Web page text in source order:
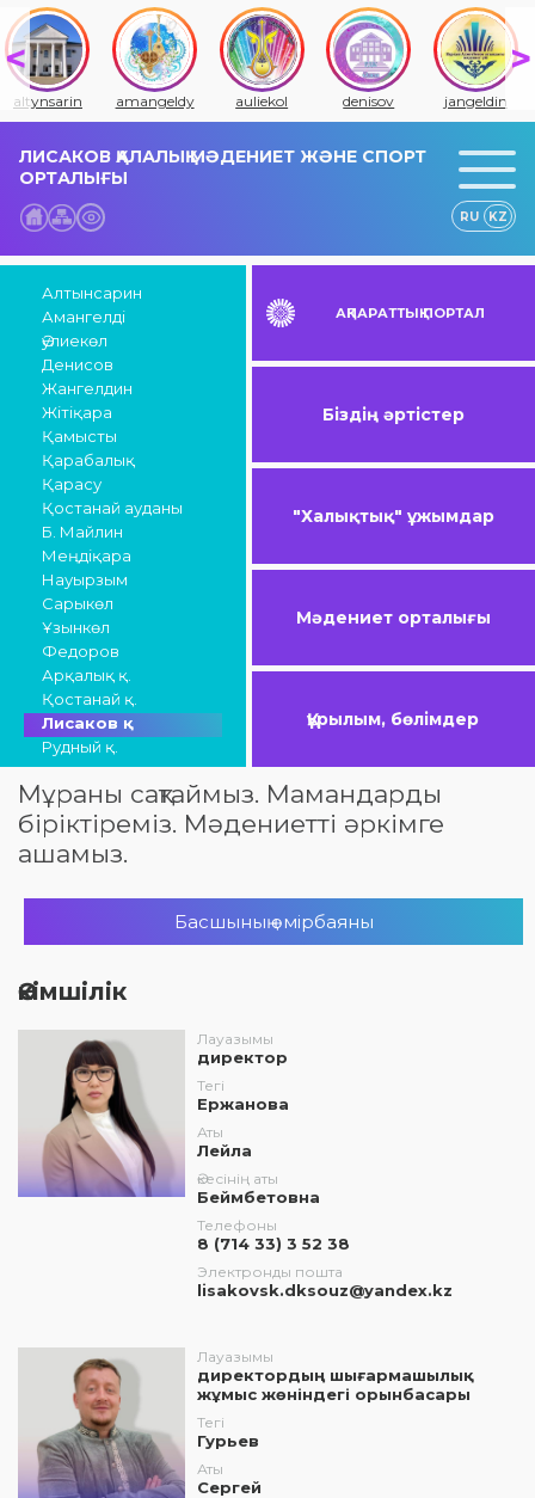
altynsarin amangeldy auliekol denisov jangeldin
ЛИСАКОВ ҚАЛАЛЫҚ МӘДЕНИЕТ ЖӘНЕ СПОРТ
ОРТАЛЫҒЫ
RU KZ
Алтынсарин
Амангелді
Әулиекөл
Денисов
Жангелдин
Жітіқара
Қамысты
Қарабалық
Қарасу
Қостанай ауданы
Б. Майлин
Меңдіқара
Науырзым
Сарыкөл
Ұзынкөл
Федоров
Арқалық қ.
Қостанай қ.
Лисаков қ.
Рудный қ.
АҚПАРАТТЫҚ ПОРТАЛ
Біздің әртістер
"Халықтық" ұжымдар
Мәдениет орталығы
Құрылым, бөлімдер
Мұраны сақтаймыз. Мамандарды
біріктіреміз. Мәдениетті әркімге
ашамыз.
Басшының өмірбаяны
Әкімшілік
Лауазымы
директор
Тегі
Ержанова
Аты
Лейла
Әкесінің аты
Беймбетовна
Телефоны
8 (714 33) 3 52 38
Электронды пошта
lisakovsk.dksouz@yandex.kz
Лауазымы
директордың шығармашылық
жұмыс жөніндегі орынбасары
Тегі
Гурьев
Аты
Сергей